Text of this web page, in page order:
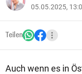
05.05.2025,
Teilen
Auch wenn es in